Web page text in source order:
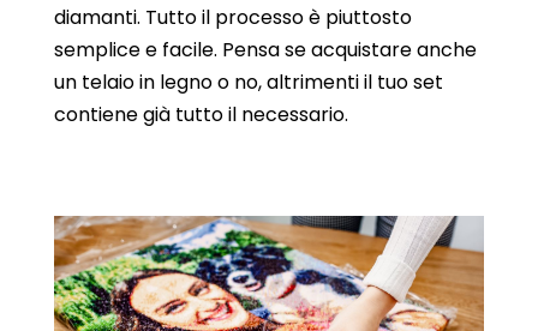
diamanti. Tutto il processo è piuttosto
semplice e facile. Pensa se acquistare anche
un telaio in legno o no, altrimenti il tuo set
contiene già tutto il necessario.